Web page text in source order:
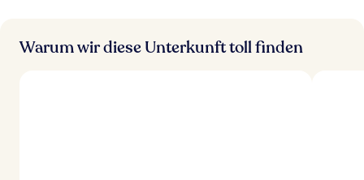
Warum wir diese Unterkunft toll finden